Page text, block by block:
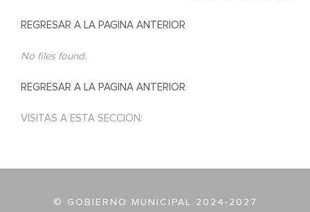
REGRESAR A LA PAGINA ANTERIOR
No files found.
REGRESAR A LA PAGINA ANTERIOR
VISITAS A ESTA SECCION:
© GOBIERNO MUNICIPAL 2024-2027